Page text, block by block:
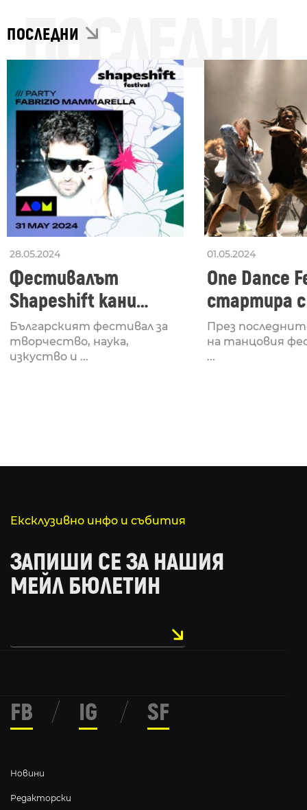
ПОСЛЕДНИ
ПОСЛЕДНИ
28.05.2024
Фестивалът
Shapeshift кани
Fabrizio Mammarella
за откриването си
Българският фестивал за
творчество, наука,
изкуство и ...
01.05.2024
One Dance
стартира
Lucid,
рейв
През
на танцовия
...
Ексклузивно инфо и събития
ЗАПИШИ СЕ ЗА НАШИЯ
МЕЙЛ БЮЛЕТИН
Новини
Редакторски
FB / IG / SF